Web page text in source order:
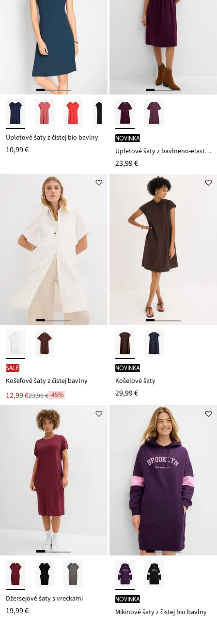
Úpletové šaty z čistej bio bavlny
10,99 €
novinka
Úpletové šaty z bavlneno-elasthanového mixu
23,99 €
SALE
Košeľové šaty z čistej bavlny
Nová
cena
12,99 €
Zľava 23,99 €-45%
novinka
Košeľové šaty
29,99 €
Džersejové šaty s vreckami
19,99 €
novinka
Mikinové šaty z čistej bio bavlny